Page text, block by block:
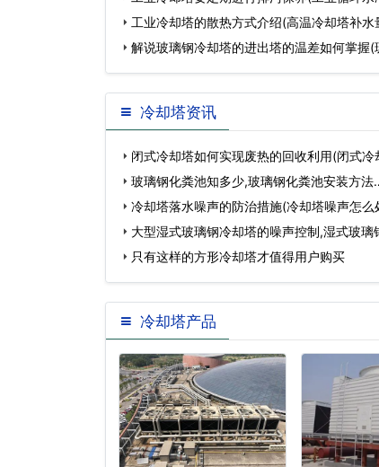
工业冷却塔的散热方式介绍(高温冷却塔补水
解说玻璃钢冷却塔的进出塔的温差如何掌握(
冷却塔资讯
闭式冷却塔如何实现废热的回收利用(闭式
玻璃钢化粪池知多少,玻璃钢化粪池安装方法
冷却塔落水噪声的防治措施(冷却塔噪声怎
大型湿式玻璃钢冷却塔的噪声控制,湿式玻
只有这样的方形冷却塔才值得用户购买
冷却塔产品